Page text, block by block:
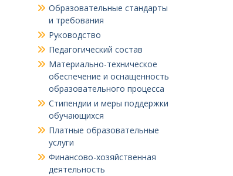
Образовательные стандарты
и требования
Руководство
Педагогический состав
Материально-техническое
обеспечение и оснащенность
образовательного процесса
Стипендии и меры поддержки
обучающихся
Платные образовательные
услуги
Финансово-хозяйственная
деятельность